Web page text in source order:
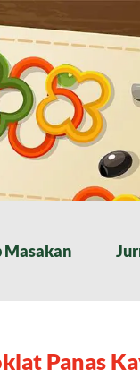
Masakan
Panas